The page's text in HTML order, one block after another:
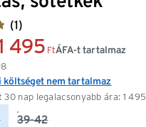
(1)
495 Ft
30 nap legalacsonyabb ára: 1 495
ÁFA-t tartalmaz
költséget nem tartalmaz
39-42